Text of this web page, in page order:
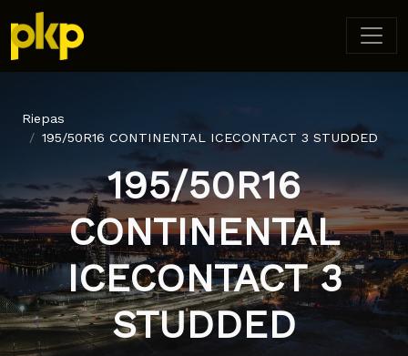
Riepas
195/50R16 CONTINENTAL ICECONTACT 3 STUDDED
195/50R16
CONTINENTAL
ICECONTACT 3
STUDDED